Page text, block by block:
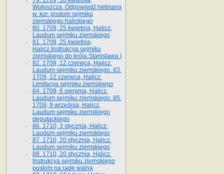
Wołoszcza. Odpowiedź hetmana
w. kor. posłom sejmiku
ziemskiego halickiego
80. 1709, 25 kwietnia, Halicz.
Laudum sejmiku ziemskiego
81. 1709, 25 kwietnia,
Halicz.Instrukcya sejmiku
ziemskiego do króla Stanisława I
82. 1709, 12 czerwca, Halicz.
Laudum sejmiku ziemskiego. 83.
1709, 12 czerwca, Halicz.
Limitacya sejmiku ziemskiego
84. 1709, 6 sierpnia, Halicz.
Laudum sejmiku ziemskiego. 85.
1709, 9 września, Halicz.
Laudum sejmiku ziemskiego
deputackiego
86. 1710, 3 stycznia, Halicz.
Laudum sejmiku ziemskiego
87. 1710, 20 stycznia, Halicz.
Laudum sejmiku ziemskiego
88. 1710, 20 stycznia, Halicz.
Instrukcya sejmiku ziemskiego
posłom na radę walną